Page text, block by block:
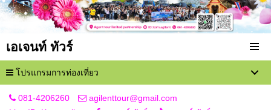
เอเจนท์ ทัวร์
โปรแกรมการท่องเที่ยว
081-4206260
agilenttour@gmail.com